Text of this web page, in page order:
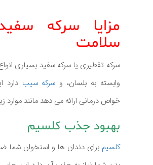
مزایا سرکه
سلامت
سرکه تقطیری یا سرکه سفید بسیاری
وابسته به بلسان، و سرکه سیب دارد
خواص درمانی ارائه می دهد مانند موارد
بهبود جذب کلسیم
کلسیمبرای دندان ها و استخوان شما